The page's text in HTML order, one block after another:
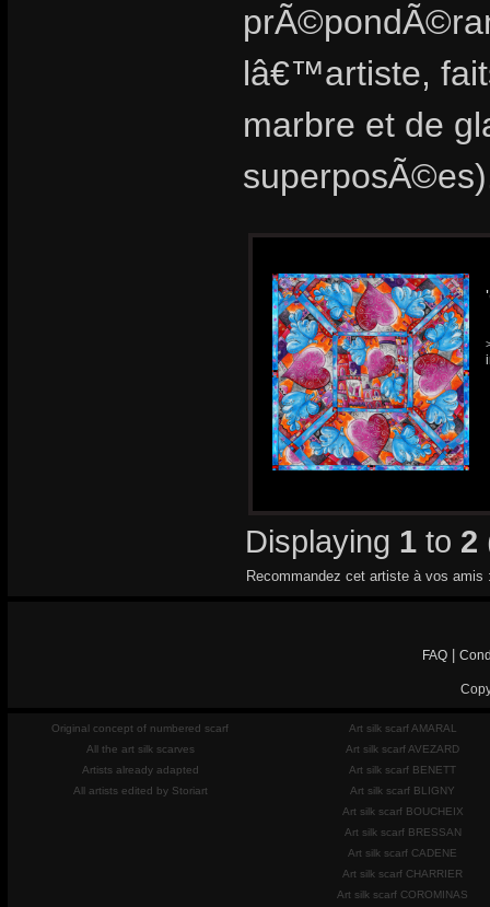
lâ€™artiste,
marbre et de
Displaying 1 to 2
Recommandez cet artiste à vos amis
FAQ|
Original concept of numbered scarf
All the art silk scarves
Artists already adapted
All artists edited by Storiart
Art silk scarf AMARAL
Art silk scarf AVEZARD
Art silk scarf BENETT
Art silk scarf BLIGNY
Art silk scarf BOUCHEIX
Art silk scarf BRESSAN
Art silk scarf CADENE
Art silk scarf CHARRIER
Art silk scarf COROMINAS